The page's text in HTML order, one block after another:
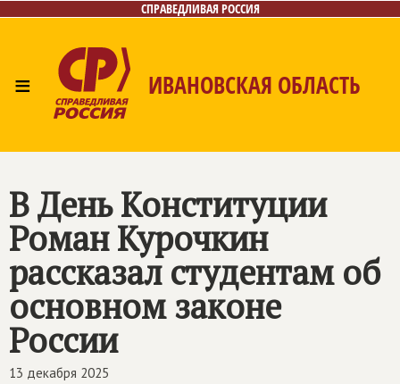
СПРАВЕДЛИВАЯ РОССИЯ
≡ ИВАНОВСКАЯ ОБЛАСТЬ
В День Конституции
Роман Курочкин
рассказал студентам об
основном законе
России
13 декабря 2025